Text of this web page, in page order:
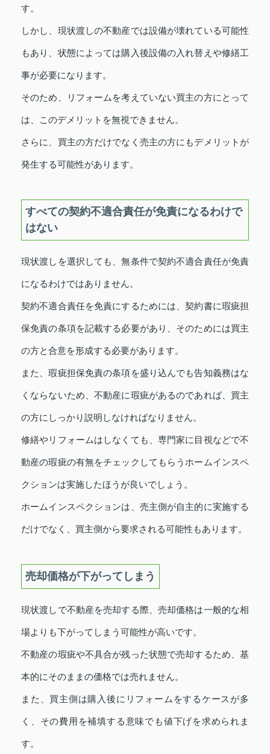
す。
しかし、現状渡しの不動産では設備が壊れている可能性
もあり、状態によっては購入後設備の入れ替えや修繕工
事が必要になります。
そのため、リフォームを考えていない買主の方にとって
は、このデメリットを無視できません。
さらに、買主の方だけでなく売主の方にもデメリットが
発生する可能性があります。
すべての契約不適合責任が免責になるわけで
はない
現状渡しを選択しても、無条件で契約不適合責任が免責
になるわけではありません。
契約不適合責任を免責にするためには、契約書に瑕疵担
保免責の条項を記載する必要があり、そのためには買主
の方と合意を形成する必要があります。
また、瑕疵担保免責の条項を盛り込んでも告知義務はな
くならないため、不動産に瑕疵があるのであれば、買主
の方にしっかり説明しなければなりません。
修繕やリフォームはしなくても、専門家に目視などで不
動産の瑕疵の有無をチェックしてもらうホームインスペ
クションは実施したほうが良いでしょう。
ホームインスペクションは、売主側が自主的に実施する
だけでなく、買主側から要求される可能性もあります。
売却価格が下がってしまう
現状渡しで不動産を売却する際、売却価格は一般的な相
場よりも下がってしまう可能性が高いです。
不動産の瑕疵や不具合が残った状態で売却するため、基
本的にそのままの価格では売れません。
また、買主側は購入後にリフォームをするケースが多
く、その費用を補填する意味でも値下げを求められま
す。